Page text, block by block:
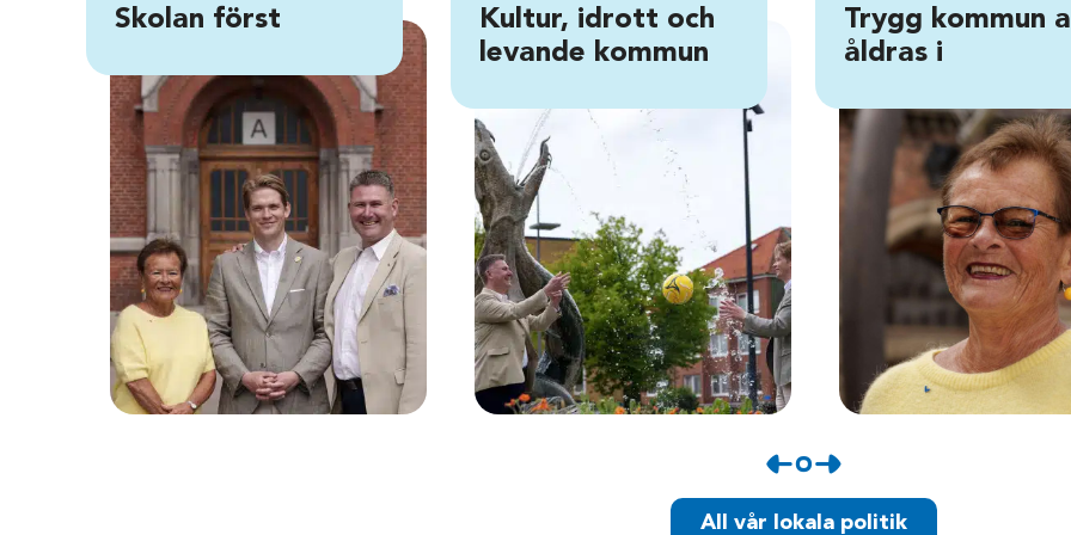
Skolan först
Kultur, idrott och
levande kommun
Trygg kommun
åldras i
All vår lokala politik